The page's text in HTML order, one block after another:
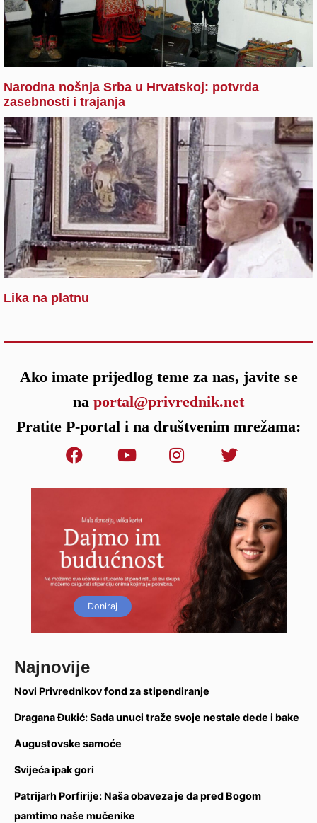
Narodna nošnja Srba u Hrvatskoj: potvrda
zasebnosti i trajanja
Lika na platnu
Ako imate prijedlog teme za nas, javite se
na portal@privrednik.net
Pratite P-portal i na društvenim mrežama:
Doniraj
Najnovije
Novi Privrednikov fond za stipendiranje
Dragana Đukić: Sada unuci traže svoje nestale dede i bake
Augustovske samoće
Svijeća ipak gori
Patrijarh Porfirije: Naša obaveza je da pred Bogom
pamtimo naše mučenike